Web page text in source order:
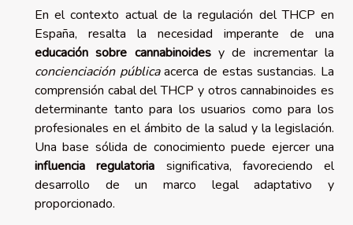
En el contexto actual de la regulación del THCP en
España, resalta la necesidad imperante de una
educación sobre cannabinoidesy de incrementar la
concienciación públicaacerca de estas sustancias. La
comprensión cabal del THCP y otros cannabinoides es
determinante tanto para los usuarios como para los
profesionales en el ámbito de la salud y la legislación.
Una base sólida de conocimiento puede ejercer una
influencia regulatoria significativa, favoreciendo el
desarrollo de un marco legal adaptativo y
proporcionado.